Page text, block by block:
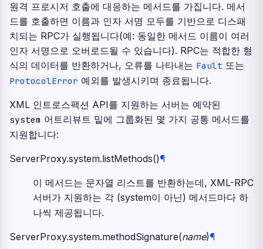
원격 프로시저 호출에 대응하는 메서드를 가집니다. 메서
드를 호출하면 이름과 인자 서명 모두를 기반으로 디스패
치되는 RPC가 실행됩니다(예: 동일한 메서드 이름이 여러
인자 서명으로 오버로드될 수 있습니다). RPC는 적합한 형
식의 데이터를 반환하거나, 오류를 나타내는 Fault 또는
ProtocolError 예외를 발생시키며 종료됩니다.
XML 인트로스팩션 API를 지원하는 서버는 예약된
system 어트리뷰트 밑에 그룹화된 몇 가지 공통 메서드를
지원합니다:
ServerProxy.system.listMethods()¶
이 메서드는 문자열 리스트를 반환하는데, XML-RPC
서버가 지원하는 각 (system이 아닌) 메서드마다 하
나씩 제공됩니다.
ServerProxy.system.methodSignature(name)¶